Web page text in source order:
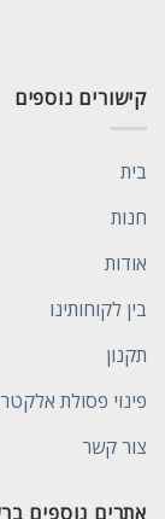
קישורים נוספים
בית
חנות
אודות
בין לקוחותינו
תקנון
פינוי פסולת
צור קשר
אתרים נוספים